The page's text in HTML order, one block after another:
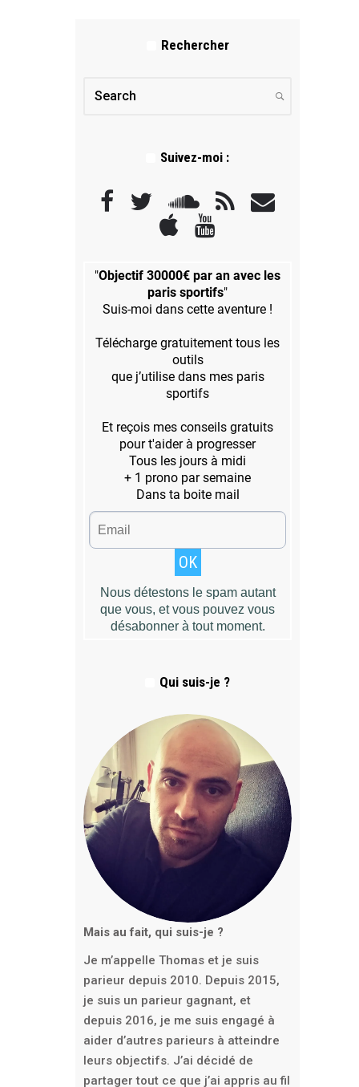
Rechercher
Suivez-moi :
Qui suis-je ?
Mais au fait, qui suis-je ?
Je m’appelle Thomas et je suis
parieur depuis 2010. Depuis 2015,
je suis un parieur gagnant, et
depuis 2016, je me suis engagé à
aider d’autres parieurs à atteindre
leurs objectifs. J’ai décidé de
partager tout ce que j’ai appris au fil